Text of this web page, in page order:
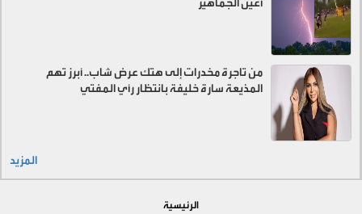
من تاجرة مخدرات إلى هتك عرض شاب.. أبرز تهم
المذيعة سارة خليفة بانتظار رأي المفتي
المزيد
الرئيسية